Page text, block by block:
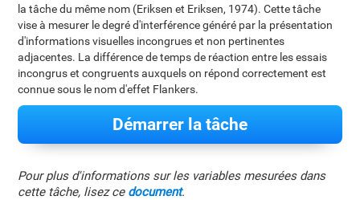
la tâche du même nom (Eriksen et Eriksen, 1974). Cette tâche
vise à mesurer le degré d'interférence généré par la présentation
d'informations visuelles incongrues et non pertinentes
adjacentes. La différence de temps de réaction entre les essais
incongrus et congruents auxquels on répond correctement est
connue sous le nom d'effet Flankers.
Démarrer la tâche
Pour plus d'informations sur les variables mesurées dans
cette tâche, lisez ce document.